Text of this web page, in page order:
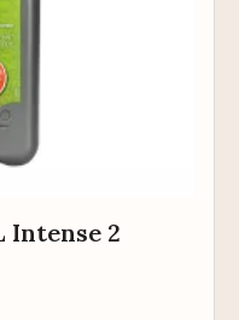
Intense 2